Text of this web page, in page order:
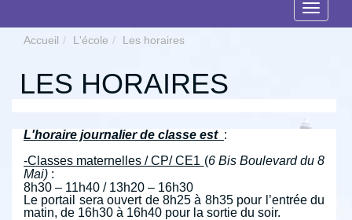
Accueil L'école Les horaires
LES HORAIRES
L'horaire journalier de classe est :
-Classes maternelles / CP/ CE1 (6 Bis Boulevard du 8
Mai) :
8h30 – 11h40 / 13h20 – 16h30
Le portail sera ouvert de 8h25 à 8h35 pour l’entrée du
matin, de 16h30 à 16h40 pour la sortie du soir.